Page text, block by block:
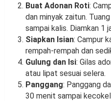
Buat Adonan Roti:
dan minyak zaitun.
sampai kalis. Diamkan 1
Siapkan Isian: Campur
rempah-rempah dan
Gulung dan Isi: Gilas
atau lipat sesuai selera.
Panggang: Panggang
30 menit sampai